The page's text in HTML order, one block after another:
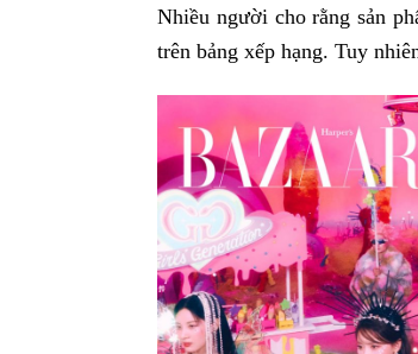
Nhiều người cho rằng sản
trên bảng xếp hạng. Tuy